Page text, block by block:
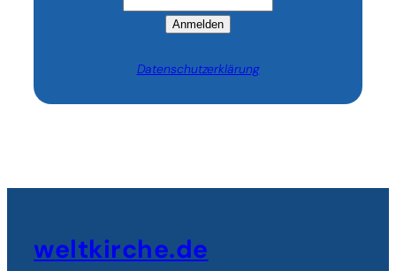
Anmelden
Datenschutzerklärung
weltkirche.de